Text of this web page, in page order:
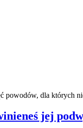
powodów, dla których
jej